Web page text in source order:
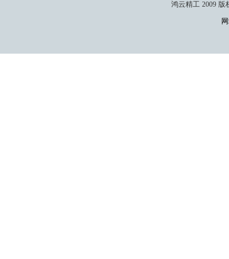
鸿云精工 2009 版